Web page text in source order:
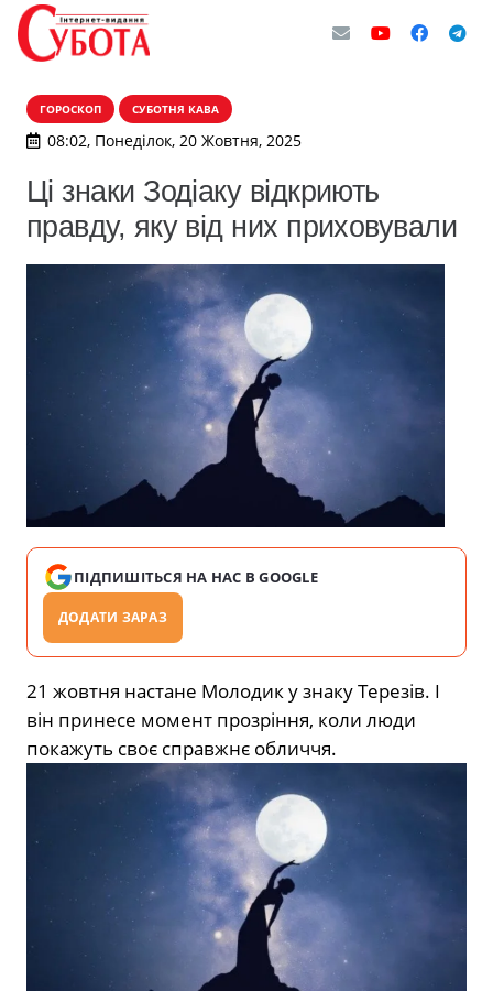
ГОРОСКОП СУБОТНЯ КАВА
08:02, Понеділок, 20 Жовтня, 2025
Ці знаки Зодіаку відкриють
правду, яку від них приховували
ПІДПИШІТЬСЯ НА НАС В GOOGLE
ДОДАТИ ЗАРАЗ
21 жовтня настане Молодик у знаку Терезів. І
він принесе момент прозріння, коли люди
покажуть своє справжнє обличчя.